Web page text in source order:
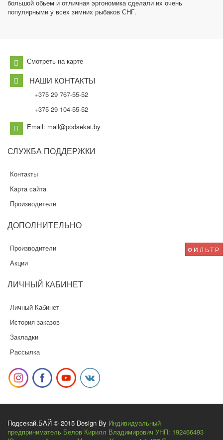
ФИЛЬТР
большой обьем и отличная эргономика сделали их очень
популярными у всех зимних рыбаков СНГ.
Смотреть на карте
НАШИ КОНТАКТЫ
+375 29 767-55-52
+375 29 104-55-52
Email: mail@podsekai.by
СЛУЖБА ПОДДЕРЖКИ
Контакты
Карта сайта
Производители
ДОПОЛНИТЕЛЬНО
Производители
Акции
ЛИЧНЫЙ КАБИНЕТ
Личный Кабинет
История заказов
Закладки
Рассылка
Подсекай.БАЙ © 2015 Design By Индивидуальный
предприниматель Белов Кирилл Владимирович УНП: 192466493